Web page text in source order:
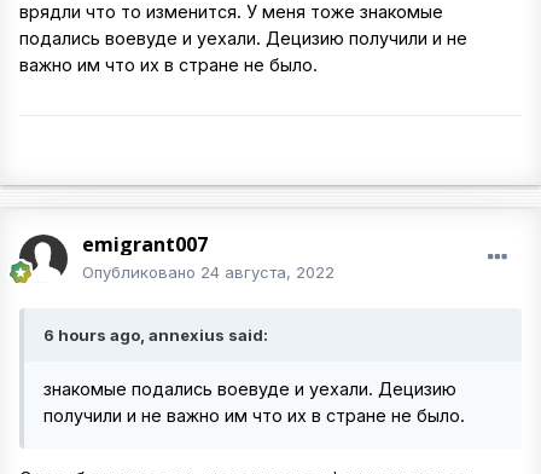
врядли что то изменится. У меня тоже знакомые
подались воевуде и уехали. Децизию получили и не
важно им что их в стране не было.
emigrant007
Опубликовано 24 августа, 2022
6 hours ago, annexius said:
знакомые подались воевуде и уехали. Децизию
получили и не важно им что их в стране не было.